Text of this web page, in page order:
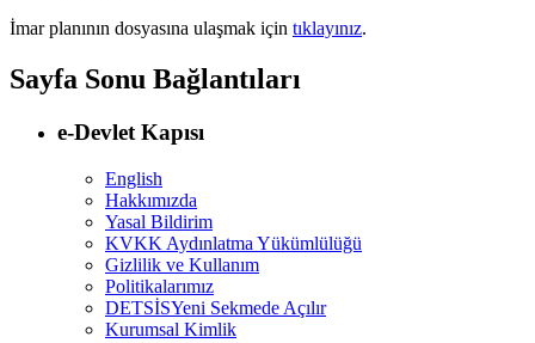
İmar planının dosyasına ulaşmak için tıklayınız.
Sayfa Sonu Bağlantıları
e-Devlet Kapısı
English
Hakkımızda
Yasal Bildirim
KVKK Aydınlatma Yükümlülüğü
Gizlilik ve Kullanım
Politikalarımız
DETSİSYeni Sekmede Açılır
Kurumsal Kimlik